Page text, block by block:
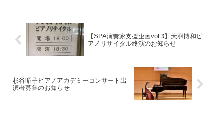
【SPA演奏家支援企画vol.3】天羽博和ピ
アノリサイタル終演のお知らせ
杉谷昭子ピアノアカデミーコンサート出
演者募集のお知らせ